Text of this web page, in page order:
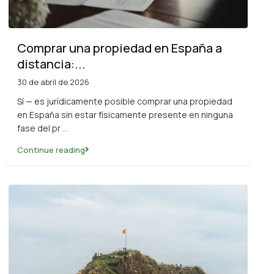
Comprar una propiedad en España a
distancia:...
30 de abril de 2026
Sí — es jurídicamente posible comprar una propiedad
en España sin estar físicamente presente en ninguna
fase del pr...
Continue reading